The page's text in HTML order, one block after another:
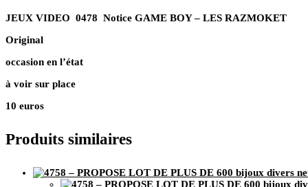
RAZMOKET
JEUX VIDEO 0478 Notice GAME BOY – LES RAZMOKET
Original
occasion en l’état
à voir sur place
10 euros
Produits similaires